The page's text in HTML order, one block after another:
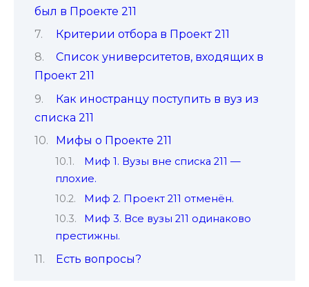
был в Проекте 211
Критерии отбора в Проект 211
Список университетов, входящих в
Проект 211
Как иностранцу поступить в вуз из
списка 211
Мифы о Проекте 211
Миф 1. Вузы вне списка 211 —
плохие.
Миф 2. Проект 211 отменён.
Миф 3. Все вузы 211 одинаково
престижны.
Есть вопросы?